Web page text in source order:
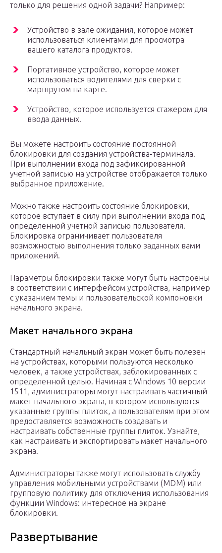
только для решения одной задачи? Например:
Устройство в зале ожидания, которое может
использоваться клиентами для просмотра
вашего каталога продуктов.
Портативное устройство, которое может
использоваться водителями для сверки с
маршрутом на карте.
Устройство, которое используется стажером для
ввода данных.
Вы можете настроить состояние постоянной
блокировки для создания устройства-терминала.
При выполнении входа под зафиксированной
учетной записью на устройстве отображается только
выбранное приложение.
Можно также настроить состояние блокировки,
которое вступает в силу при выполнении входа под
определенной учетной записью пользователя.
Блокировка ограничивает пользователя
возможностью выполнения только заданных вами
приложений.
Параметры блокировки также могут быть настроены
в соответствии с интерфейсом устройства, например
с указанием темы и пользовательской компоновки
начального экрана.
Макет начального экрана
Стандартный начальный экран может быть полезен
на устройствах, которыми пользуются несколько
человек, а также устройствах, заблокированных с
определенной целью. Начиная с Windows 10 версии
1511, администраторы могут настраивать частичный
макет начального экрана, в котором используются
указанные группы плиток, а пользователям при этом
предоставляется возможность создавать и
настраивать собственные группы плиток. Узнайте,
как настраивать и экспортировать макет начального
экрана.
Администраторы также могут использовать службу
управления мобильными устройствами (MDM) или
групповую политику для отключения использования
функции Windows: интересное на экране
блокировки.
Развертывание